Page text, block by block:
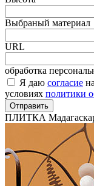
Выбраный материал
URL
обработка
Я даю согласие
условиях политики
Отправить
ПЛИТКА Мадагаскар